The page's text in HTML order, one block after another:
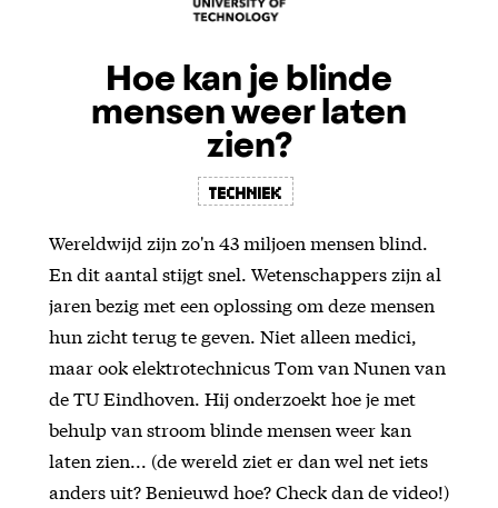
Hoe kan je blinde
mensen weer laten
zien?
Techniek
Wereldwijd zijn zo'n 43 miljoen mensen blind.
En dit aantal stijgt snel. Wetenschappers zijn al
jaren bezig met een oplossing om deze mensen
hun zicht terug te geven. Niet alleen medici,
maar ook elektrotechnicus Tom van Nunen van
de TU Eindhoven. Hij onderzoekt hoe je met
behulp van stroom blinde mensen weer kan
laten zien... (de wereld ziet er dan wel net iets
anders uit? Benieuwd hoe? Check dan de video!)